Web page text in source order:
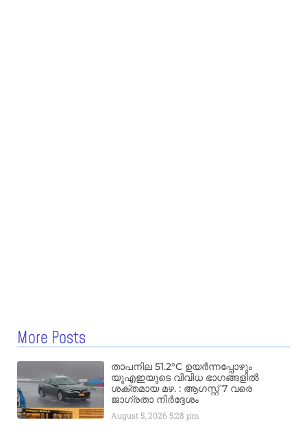
More Posts
താപനില 51.2°C ഉയർന്നപ്പോഴും
യുഎഇയുടെ വിവിധ ഭാഗങ്ങളിൽ
ശക്തമായ മഴ. : ആഗസ്റ്റ് 7 വരെ
ജാഗ്രതാ നിർദ്ദേശം
August 5, 20265:28 pm